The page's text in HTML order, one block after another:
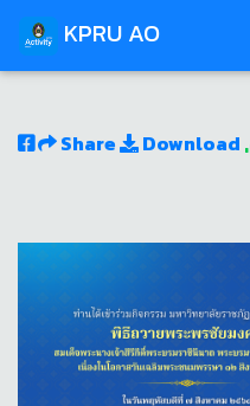
KPRU AO
Share Download